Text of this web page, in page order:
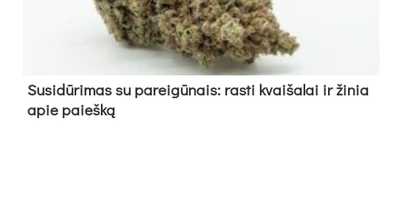
Su­si­dū­ri­mas su pa­rei­gū­nais: ras­ti kvai­ša­lai ir ži­nia
apie paieš­ką